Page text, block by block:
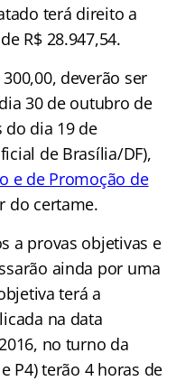
terá direito a
R$ 28.947,54.
deverão ser
30 de outubro de
do dia 19 de
de Brasília/DF),
e de Promoção de
do certame.
a provas objetivas e
ainda por uma
terá a
na data
no turno da
P4) terão 4 horas de